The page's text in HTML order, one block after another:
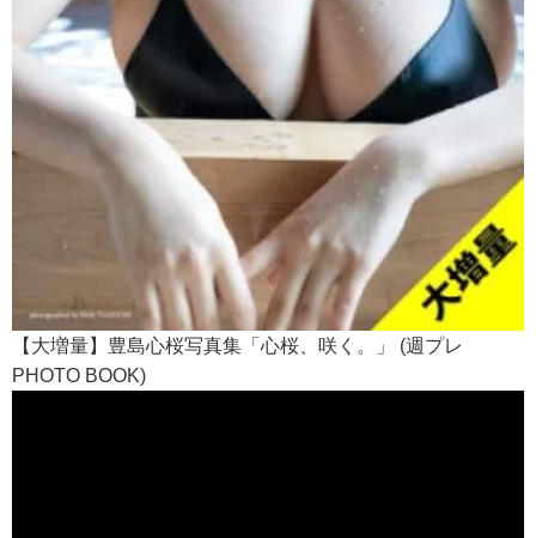
【大増量】豊島心桜写真集「心桜、咲く。」 (週プレ
PHOTO BOOK)